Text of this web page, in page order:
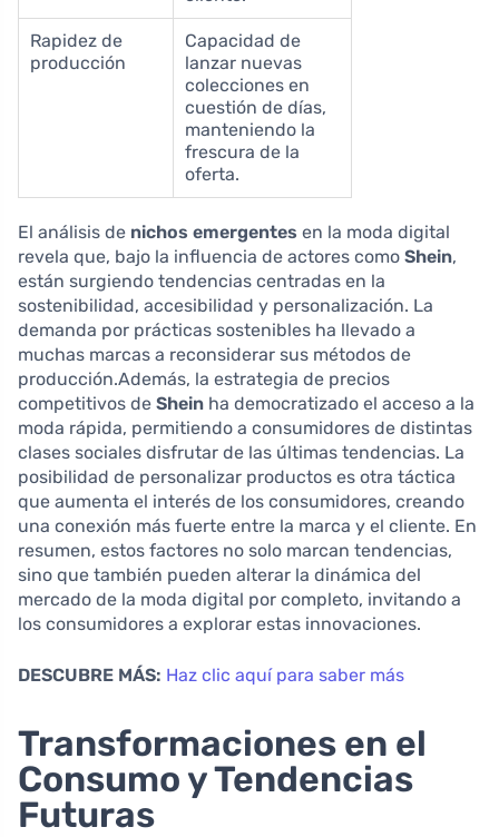
Rapidez de
producción
Capacidad de
lanzar nuevas
colecciones en
cuestión de días,
manteniendo la
frescura de la
oferta.
El análisis de nichos emergentes en la moda digital
revela que, bajo la influencia de actores como Shein,
están surgiendo tendencias centradas en la
sostenibilidad, accesibilidad y personalización. La
demanda por prácticas sostenibles ha llevado a
muchas marcas a reconsiderar sus métodos de
producción.Además, la estrategia de precios
competitivos de Shein ha democratizado el acceso a la
moda rápida, permitiendo a consumidores de distintas
clases sociales disfrutar de las últimas tendencias. La
posibilidad de personalizar productos es otra táctica
que aumenta el interés de los consumidores, creando
una conexión más fuerte entre la marca y el cliente. En
resumen, estos factores no solo marcan tendencias,
sino que también pueden alterar la dinámica del
mercado de la moda digital por completo, invitando a
los consumidores a explorar estas innovaciones.
DESCUBRE MÁS: Haz clic aquí para saber más
Transformaciones en el
Consumo y Tendencias
Futuras